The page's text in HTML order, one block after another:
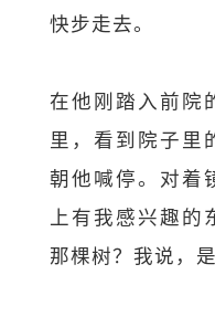
快步走去。
在他刚踏入前院
里，看到院子里
朝他喊停。对着
上有我感兴趣的
那棵树？我说，是